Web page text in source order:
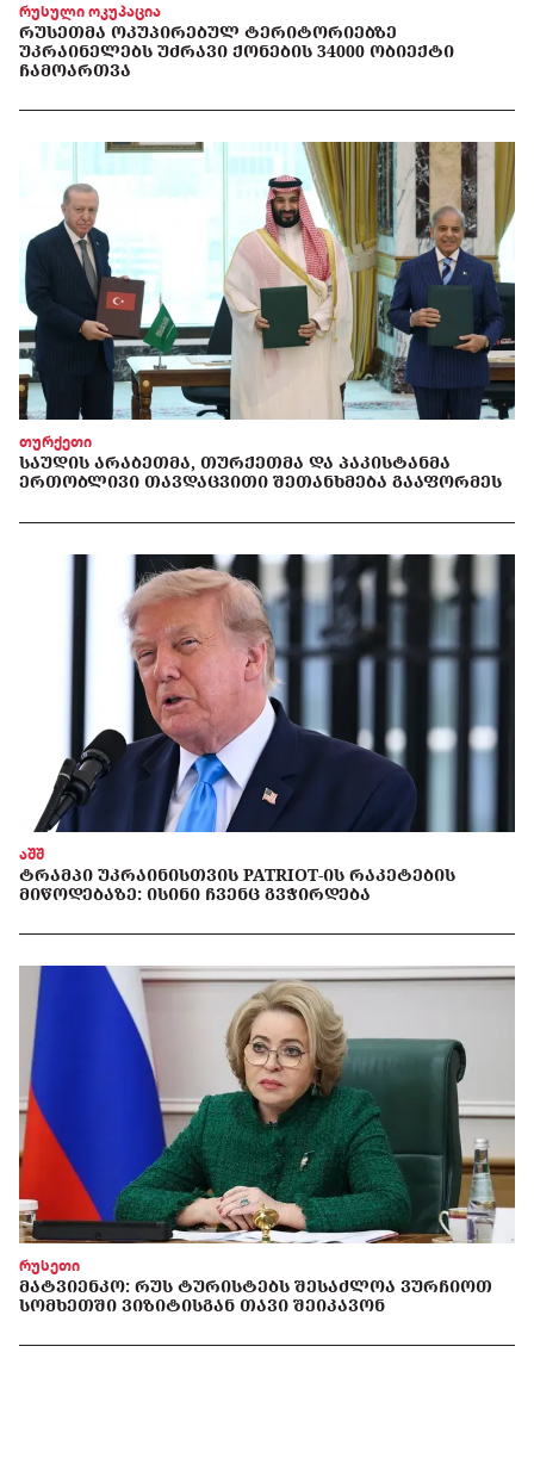
რუსული ოკუპაცია
ᲠᲣᲡᲔᲗᲛᲐ ᲝᲙᲣᲞᲘᲠᲔᲑᲣᲚ ᲢᲔᲠᲘᲢᲝᲠᲘᲔᲑᲖᲔ
ᲣᲙᲠᲐᲘᲜᲔᲚᲔᲑᲡ ᲣᲫᲠᲐᲕᲘ ᲥᲝᲜᲔᲑᲘᲡ 34000 ᲝᲑᲘᲔᲥᲢᲘ
ᲩᲐᲛᲝᲐᲠᲗᲕᲐ
თურქეთი
ᲡᲐᲣᲓᲘᲡ ᲐᲠᲐᲑᲔᲗᲛᲐ, ᲗᲣᲠᲥᲔᲗᲛᲐ ᲓᲐ ᲞᲐᲙᲘᲡᲢᲐᲜᲛᲐ
ᲔᲠᲗᲝᲑᲚᲘᲕᲘ ᲗᲐᲕᲓᲐᲪᲕᲘᲗᲘ ᲨᲔᲗᲐᲜᲮᲛᲔᲑᲐ ᲒᲐᲐᲤᲝᲠᲛᲔᲡ
აშშ
ᲢᲠᲐᲛᲞᲘ ᲣᲙᲠᲐᲘᲜᲘᲡᲗᲕᲘᲡ PATRIOT-ᲘᲡ ᲠᲐᲙᲔᲢᲔᲑᲘᲡ
ᲛᲘᲬᲝᲓᲔᲑᲐᲖᲔ: ᲘᲡᲘᲜᲘ ᲩᲕᲔᲜᲪ ᲒᲕᲭᲘᲠᲓᲔᲑᲐ
რუსეთი
ᲛᲐᲢᲕᲘᲔᲜᲙᲝ: ᲠᲣᲡ ᲢᲣᲠᲘᲡᲢᲔᲑᲡ ᲨᲔᲡᲐᲫᲚᲝᲐ ᲕᲣᲠᲩᲘᲝᲗ
ᲡᲝᲛᲮᲔᲗᲨᲘ ᲕᲘᲖᲘᲢᲘᲡᲒᲐᲜ ᲗᲐᲕᲘ ᲨᲔᲘᲙᲐᲕᲝᲜ